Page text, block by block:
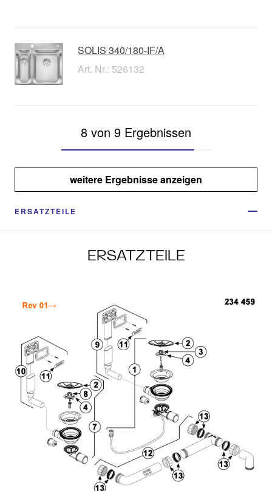
SOLIS 340/180-IF/A
Art. Nr.: 526132
8 von 9 Ergebnissen
weitere Ergebnisse anzeigen
ERSATZTEILE
ERSATZTEILE